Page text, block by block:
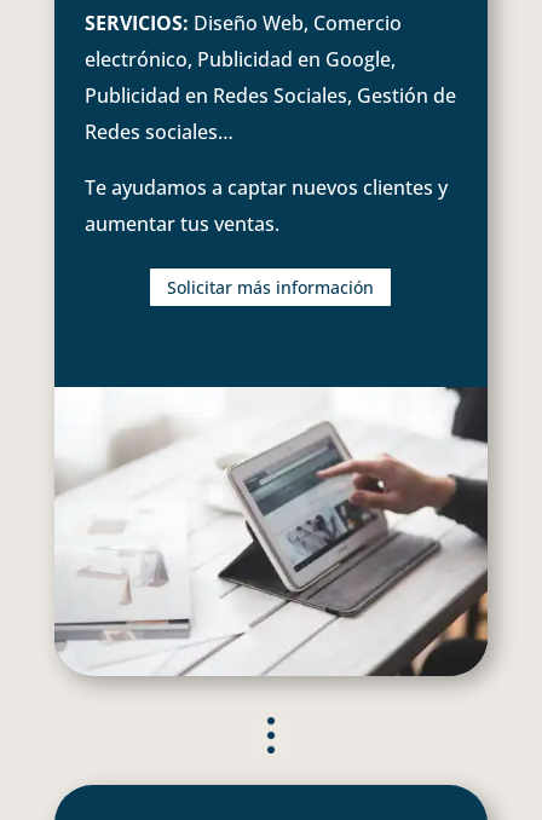
SERVICIOS: Diseño Web, Comercio
electrónico, Publicidad en Google,
Publicidad en Redes Sociales, Gestión de
Redes sociales…
Te ayudamos a captar nuevos clientes y
aumentar tus ventas.
Solicitar más información